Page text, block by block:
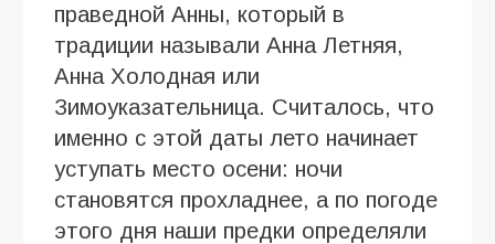
праведной Анны, который в
традиции называли Анна Летняя,
Анна Холодная или
Зимоуказательница. Считалось, что
именно с этой даты лето начинает
уступать место осени: ночи
становятся прохладнее, а по погоде
этого дня наши предки определяли